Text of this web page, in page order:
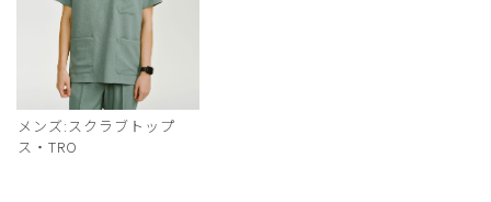
メンズ:スクラブトップ
ス・TRO